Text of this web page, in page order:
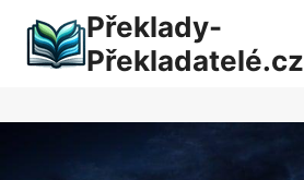
obsah
Překlady-
Překladatelé.cz